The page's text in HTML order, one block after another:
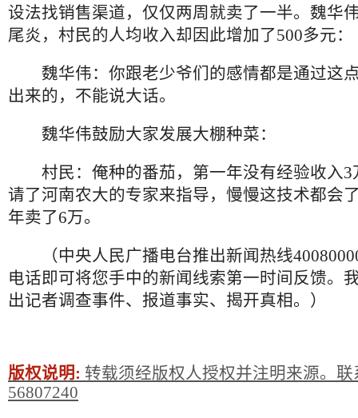
设法找销售渠道，仅仅两周就卖了一半。魏华
尾炎，村民的人均收入却因此增加了500多元：
魏华伟：你跟老少爷们的感情都是通过这
出来的，不能说大话。
魏华伟鼓励大家发展大棚种菜：
村民：俺种的番茄，第一年没有经验收入
请了河南农大的专家来指导，慢慢这技术都会
年卖了6万。
（中央人民广播电台推出新闻热线
电话即可将您手中的新闻线索第一时间反馈。
出记者调查事件、报道事实、揭开真相。）
版权说明: 转载须经版权人授权并注明来源。联
56807240